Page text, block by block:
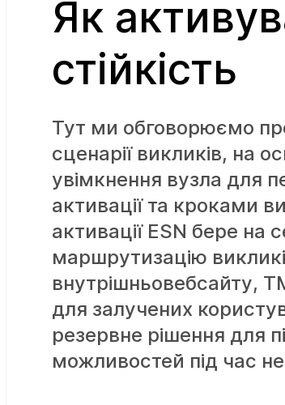
Як
стійкість
Тут ми обговорюємо
сценарії викликів, на
увімкнення вузла для
активації та кроками
активації ESN бере на
маршрутизацію
внутрішньовебсайту,
для залучених
резервне рішення для
можливостей під час